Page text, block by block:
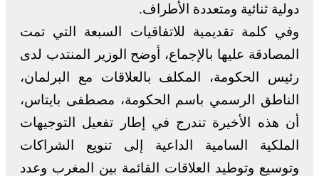
دولية ثنائية ومتعددة الأطراف.
وفي كلمة تقديمية للاتفاقيات السبعة التي تمت
المصادقة عليها بالإجماع، أوضح الوزير المنتدب لدى
رئيس الحكومة، المكلف بالعلاقات مع البرلمان،
الناطق الرسمي باسم الحكومة، مصطفى بايتاس،
أن هذه الأخيرة تندرج في إطار تفعيل التوجيهات
الملكية السامية الداعية إلى تنويع الشراكات
وتوسيع وتوطيد العلاقات القائمة بين المغرب وعدد